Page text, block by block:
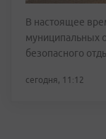
В настоящее
муниципальных
безопасного
сегодня, 11:12